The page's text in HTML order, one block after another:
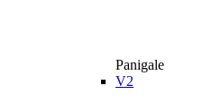
Panigale
V2